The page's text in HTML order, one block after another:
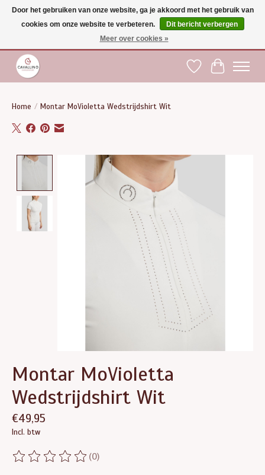
Gratis verzending vanaf €75 binnen BE - vanaf €100 naar EU | Voor 17:00 besteld is
dezelfde dag verzonden | Klantendienst: +32 (0)51 21 27 00 |
Verlanglijst
Home / Montar MoVioletta Wedstrijdshirt Wit
Product image slideshow Items
Montar MoVioletta
Wedstrijdshirt Wit
€49,95
Incl. btw
De beoordeling van dit product is
(0)
Door het gebruiken van onze website, ga je akkoord met het gebruik van
cookies om onze website te verbeteren.
Dit bericht verbergen
Meer over cookies »